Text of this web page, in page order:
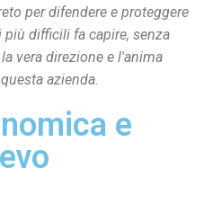
per difendere e proteggere
difficili fa capire, senza
vera direzione e l'anima
azienda.
e